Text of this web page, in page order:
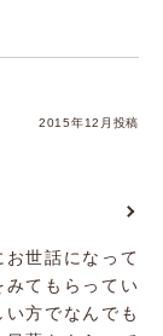
2015年12月投稿
世話になって
てもらってい
方でなんでも